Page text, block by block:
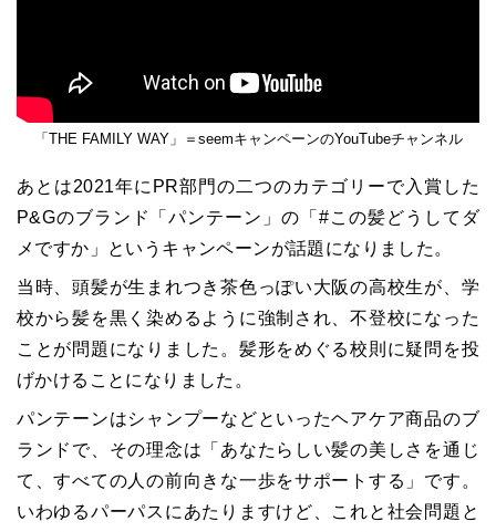
「THE FAMILY WAY」＝seemキャンペーンのYouTubeチャンネル
あとは2021年にPR部門の二つのカテゴリーで入賞した
P&Gのブランド「パンテーン」の「#この髪どうしてダ
メですか」というキャンペーンが話題になりました。
当時、頭髪が生まれつき茶色っぽい大阪の高校生が、学
校から髪を黒く染めるように強制され、不登校になった
ことが問題になりました。髪形をめぐる校則に疑問を投
げかけることになりました。
パンテーンはシャンプーなどといったヘアケア商品のブ
ランドで、その理念は「あなたらしい髪の美しさを通じ
て、すべての人の前向きな一歩をサポートする」です。
いわゆるパーパスにあたりますけど、これと社会問題と